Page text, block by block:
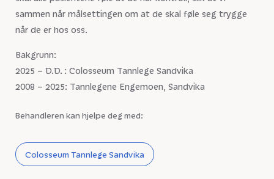
sammen når målsettingen om at de skal føle seg trygge
når de er hos oss.
Bakgrunn:
2025 – D.D. : Colosseum Tannlege Sandvika
2008 – 2025: Tannlegene Engemoen, Sandvika
Behandleren kan hjelpe deg med:
Colosseum Tannlege Sandvika